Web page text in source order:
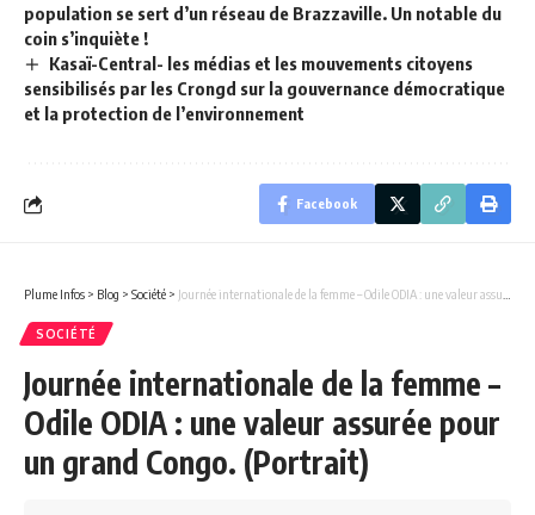
population se sert d’un réseau de Brazzaville. Un notable du
coin s’inquiète !
Kasaï-Central- les médias et les mouvements citoyens
sensibilisés par les Crongd sur la gouvernance démocratique
et la protection de l’environnement
Facebook
Plume Infos > Blog > Société > Journée internationale de la femme – Odile ODIA : une valeur assurée pour un grand Congo. (Portrait)
SOCIÉTÉ
Journée internationale de la femme –
Odile ODIA : une valeur assurée pour
un grand Congo. (Portrait)